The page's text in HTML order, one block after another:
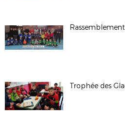
Trophée des